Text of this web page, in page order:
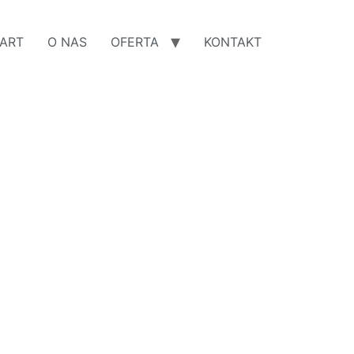
O NAS OFERTA KONTAKT